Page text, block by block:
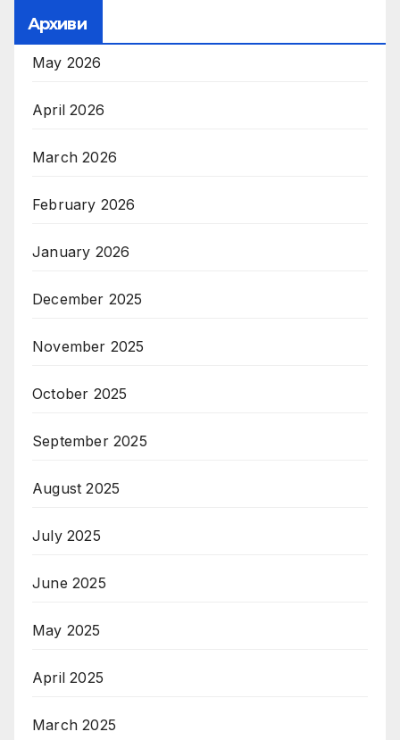
Архиви
May 2026
April 2026
March 2026
February 2026
January 2026
December 2025
November 2025
October 2025
September 2025
August 2025
July 2025
June 2025
May 2025
April 2025
March 2025